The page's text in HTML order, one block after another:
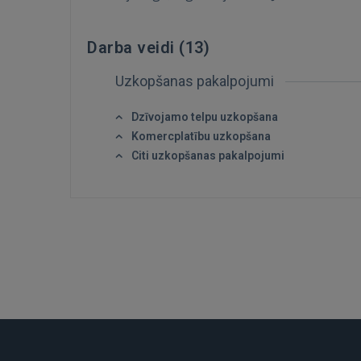
Darba veidi (13)
Uzkopšanas pakalpojumi
Dzīvojamo telpu uzkopšana
Komercplatību uzkopšana
Citi uzkopšanas pakalpojumi